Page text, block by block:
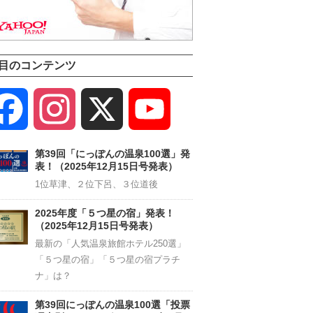
のコンテンツ
Facebook Instagram
Channel
第39回「にっぽんの温泉100選」発
表！（2025年12月15日号発表）
1位草津、２位下呂、３位道後
2025年度「５つ星の宿」発表！
（2025年12月15日号発表）
最新の「人気温泉旅館ホテル250選」
「５つ星の宿」「５つ星の宿プラチ
ナ」は？
第39回にっぽんの温泉100選「投票